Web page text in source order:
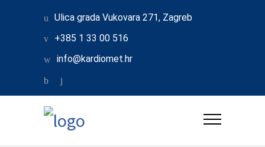
Ulica grada Vukovara 271, Zagreb
+385 1 33 00 516
info@kardiomet.hr